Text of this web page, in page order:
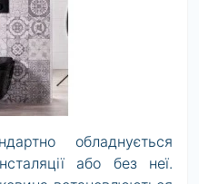
обладнується
або без неї.